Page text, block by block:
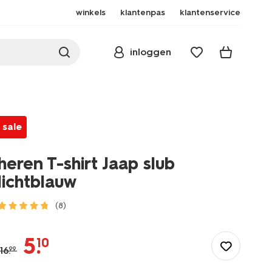
winkels klantenpas klantenservice
inloggen
sale
T-shirt Jaap slub
(8)
shirt-
16.99 5.
10